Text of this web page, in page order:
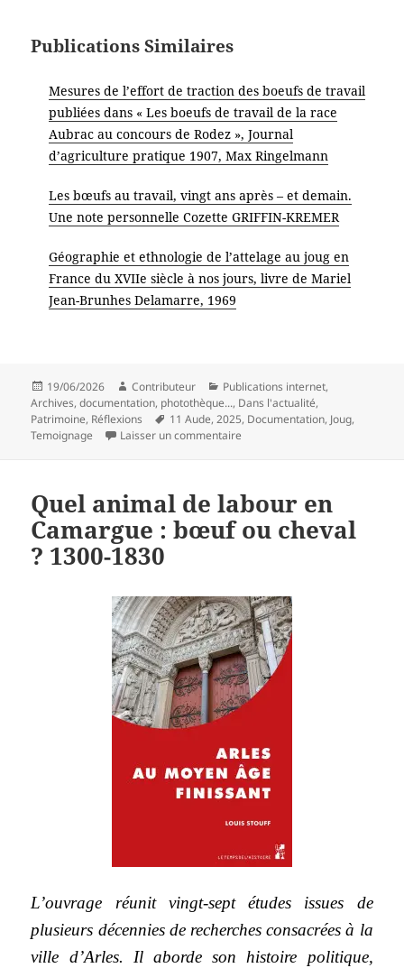
Publications Similaires
Mesures de l’effort de traction des boeufs de travail
publiées dans « Les boeufs de travail de la race
Aubrac au concours de Rodez », Journal
d’agriculture pratique 1907, Max Ringelmann
Les bœufs au travail, vingt ans après – et demain.
Une note personnelle Cozette GRIFFIN-KREMER
Géographie et ethnologie de l’attelage au joug en
France du XVIIe siècle à nos jours, livre de Mariel
Jean-Brunhes Delamarre, 1969
Publié
le
19/06/2026 Auteur
Contributeur Catégories
Publications internet,
Archives, documentation, photothèque..., Dans l'actualité,
Patrimoine, Réflexions
Mots-
clés
11 Aude,2025, Documentation, Joug,
Temoignage
Laisser un commentaire
Quel animal de labour en
Camargue : bœuf ou cheval
? 1300-1830
L’ouvrage réunit vingt-sept études issues de
plusieurs décennies de recherches consacrées à la
ville d’Arles. Il aborde son histoire politique,